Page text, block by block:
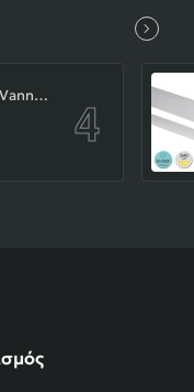
RL Lighting - Vannes Επιτοίχιο Φωτιστικό Σποτ 1xE27 Νίκελ Ματ ΚΩΔ.-R80181707